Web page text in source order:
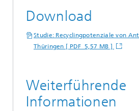
Download
Studie: Recyclingpotenziale von
Thüringen [ PDF 5,57 MB ]
Weiterführende
Informationen